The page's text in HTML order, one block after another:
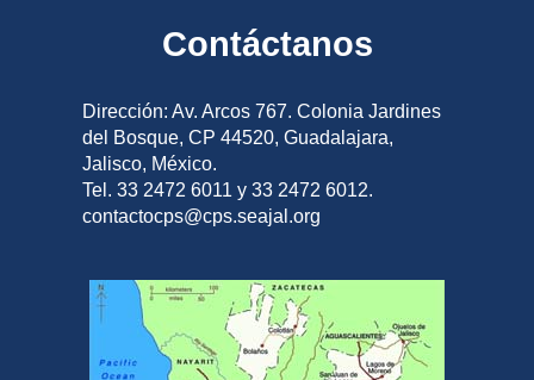
Contáctanos
Dirección: Av. Arcos 767. Colonia Jardines
del Bosque, CP 44520, Guadalajara,
Jalisco, México.
Tel. 33 2472 6011 y 33 2472 6012.
contactocps@cps.seajal.org